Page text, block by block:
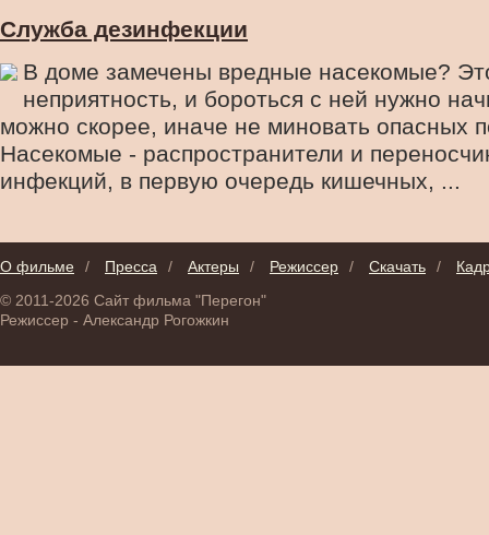
Служба дезинфекции
В доме замечены вредные насекомые?
неприятность, и бороться с ней нужно
можно скорее, иначе не миновать опасных
Насекомые - распространители и
инфекций, в первую очередь кишечных, ...
О фильме / Пресса / Актеры / Режиссер / Скачать /
© 2011-2026 Сайт фильма "Перегон"
Режиссер - Александр Рогожкин